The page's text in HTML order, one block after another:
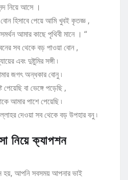
নিয়ে আসে ।
হিসাবে পেয়ে আমি খুবই কৃতজ্ঞ ,
আমার কাছে পৃথিবী মানে । “
সব থেকে বড় পাওয়া বোন ,
এবং দুষ্টুমির সঙ্গী ৷
জগৎ অন্ধকার বোনু ৷
বা ভেঙ্গে পড়েছি ,
আমার পাশে পেয়েছি ৷
দেওয়া সব থেকে বড় উপহার বনু ৷
নিয়ে ক্যাপশন
হয়, আপনি সবসময় আপনার ভাই